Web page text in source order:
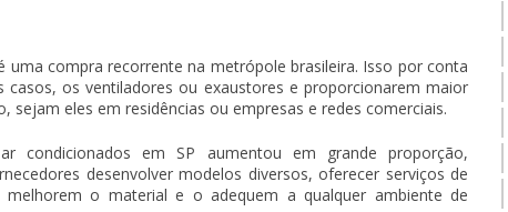
uma compra recorrente na metrópole brasileira. Isso por conta
os ventiladores ou exaustores e proporcionarem maior
eles em residências ou empresas e redes comerciais.
ar condicionados em SP aumentou em grande proporção,
desenvolver modelos diversos, oferecer serviços de
melhorem o material e o adequem a qualquer ambiente de